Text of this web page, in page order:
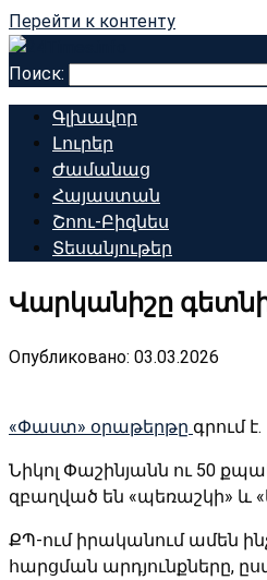
Перейти к контенту
Поиск:
Գլխավոր
Լուրեր
Ժամանաց
Հայաստան
Շոու-Բիզնես
Տեսանյութեր
Վարկանիշը
Опубликовано: 03.03.2026
«Փաստ» օրաթերթը գրում է.
Նիկոլ Փաշինյանն ու 50
զբաղված են «պեռաշկի» և
ՔՊ-ում իրականում ամեն
հարցման արդյունքները,